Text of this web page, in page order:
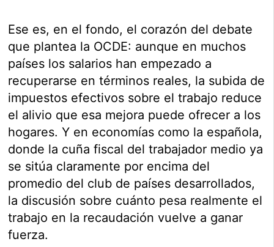
Ese es, en el fondo, el corazón del debate
que plantea la OCDE: aunque en muchos
países los salarios han empezado a
recuperarse en términos reales, la subida de
impuestos efectivos sobre el trabajo reduce
el alivio que esa mejora puede ofrecer a los
hogares. Y en economías como la española,
donde la cuña fiscal del trabajador medio ya
se sitúa claramente por encima del
promedio del club de países desarrollados,
la discusión sobre cuánto pesa realmente el
trabajo en la recaudación vuelve a ganar
fuerza.